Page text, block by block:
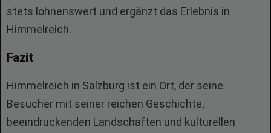
stets lohnenswert und ergänzt das Erlebnis in
Himmelreich.
Fazit
Himmelreich in Salzburg ist ein Ort, der seine
Besucher mit seiner reichen Geschichte,
beeindruckenden Landschaften und kulturellen